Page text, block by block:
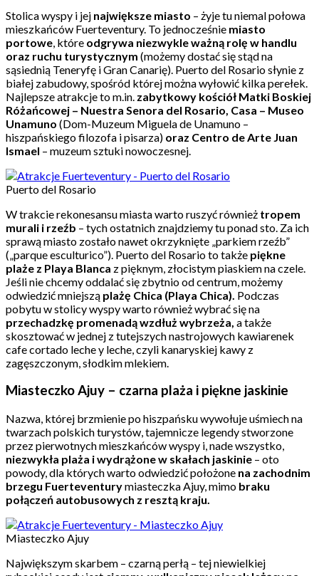
Stolica wyspy i jej największe miasto – żyje tu niemal połowa
mieszkańców Fuerteventury. To jednocześnie miasto
portowe , które odgrywa niezwykle ważną rolę w handlu
oraz ruchu turystycznym (możemy dostać się stąd na
sąsiednią Teneryfę i Gran Canarię). Puerto del Rosario słynie z
białej zabudowy, spośród której można wyłowić kilka perełek.
Najlepsze atrakcje to m.in. zabytkowy kościół Matki Boskiej
Różańcowej – Nuestra Senora del Rosario, Casa – Museo
Unamuno (Dom-Muzeum Miguela de Unamuno –
hiszpańskiego filozofa i pisarza) oraz Centro de Arte Juan
Ismael – muzeum sztuki nowoczesnej.
Puerto del Rosario
W trakcie rekonesansu miasta warto ruszyć również tropem
murali i rzeźb – tych ostatnich znajdziemy tu ponad sto. Za ich
sprawą miasto zostało nawet okrzyknięte „parkiem rzeźb”
(„parque esculturico”). Puerto del Rosario to także piękne
plaże z Playa Blanca z pięknym, złocistym piaskiem na czele.
Jeśli nie chcemy oddalać się zbytnio od centrum, możemy
odwiedzić mniejszą plażę Chica (Playa Chica). Podczas
pobytu w stolicy wyspy warto również wybrać się na
przechadzkę promenadą wzdłuż wybrzeża, a także
skosztować w jednej z tutejszych nastrojowych kawiarenek
cafe cortado leche y leche, czyli kanaryskiej kawy z
zagęszczonym, słodkim mlekiem.
Miasteczko Ajuy – czarna plaża i piękne jaskinie
Nazwa, której brzmienie po hiszpańsku wywołuje uśmiech na
twarzach polskich turystów, tajemnicze legendy stworzone
przez pierwotnych mieszkańców wyspy i, nade wszystko,
niezwykła plaża i wydrążone w skałach jaskinie – oto
powody, dla których warto odwiedzić położone na zachodnim
brzegu Fuerteventurymiasteczka Ajuy, mimo braku
połączeń autobusowych z resztą kraju.
Miasteczko Ajuy
Największym skarbem – czarną perłą – tej niewielkiej